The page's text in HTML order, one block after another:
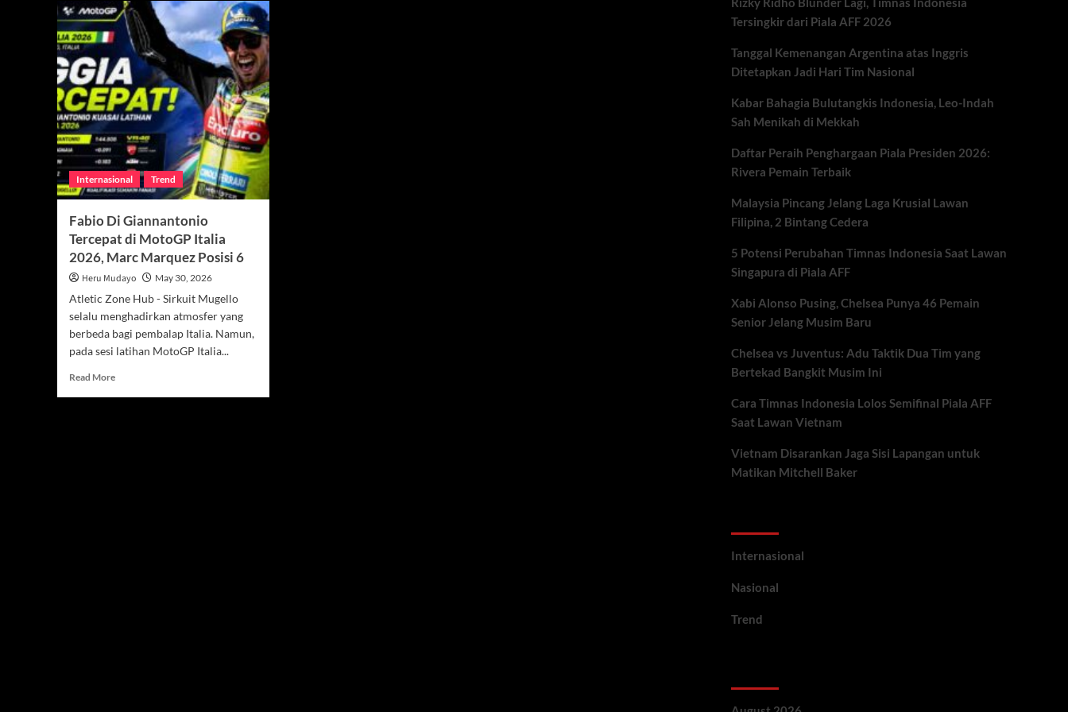
Internasional Trend
Fabio Di Giannantonio
Tercepat di MotoGP Italia
2026, Marc Marquez Posisi 6
Heru Mudayo May 30, 2026
Atletic Zone Hub - Sirkuit Mugello
selalu menghadirkan atmosfer yang
berbeda bagi pembalap Italia. Namun,
pada sesi latihan MotoGP Italia...
Read MoreRead
Tersingkir dari Piala AFF 2026
Tanggal Kemenangan Argentina atas Inggris
Ditetapkan Jadi Hari Tim Nasional
Kabar Bahagia Bulutangkis Indonesia, Leo-Indah
Sah Menikah di Mekkah
Daftar Peraih Penghargaan Piala Presiden 2026:
Rivera Pemain Terbaik
Malaysia Pincang Jelang Laga Krusial Lawan
Filipina, 2 Bintang Cedera
5 Potensi Perubahan Timnas Indonesia Saat Lawan
Singapura di Piala AFF
Xabi Alonso Pusing, Chelsea Punya 46 Pemain
Senior Jelang Musim Baru
Chelsea vs Juventus: Adu Taktik Dua Tim yang
Bertekad Bangkit Musim Ini
Cara Timnas Indonesia Lolos Semifinal Piala AFF
Saat Lawan Vietnam
Vietnam Disarankan Jaga Sisi Lapangan untuk
Matikan Mitchell Baker
Internasional
Nasional
Trend